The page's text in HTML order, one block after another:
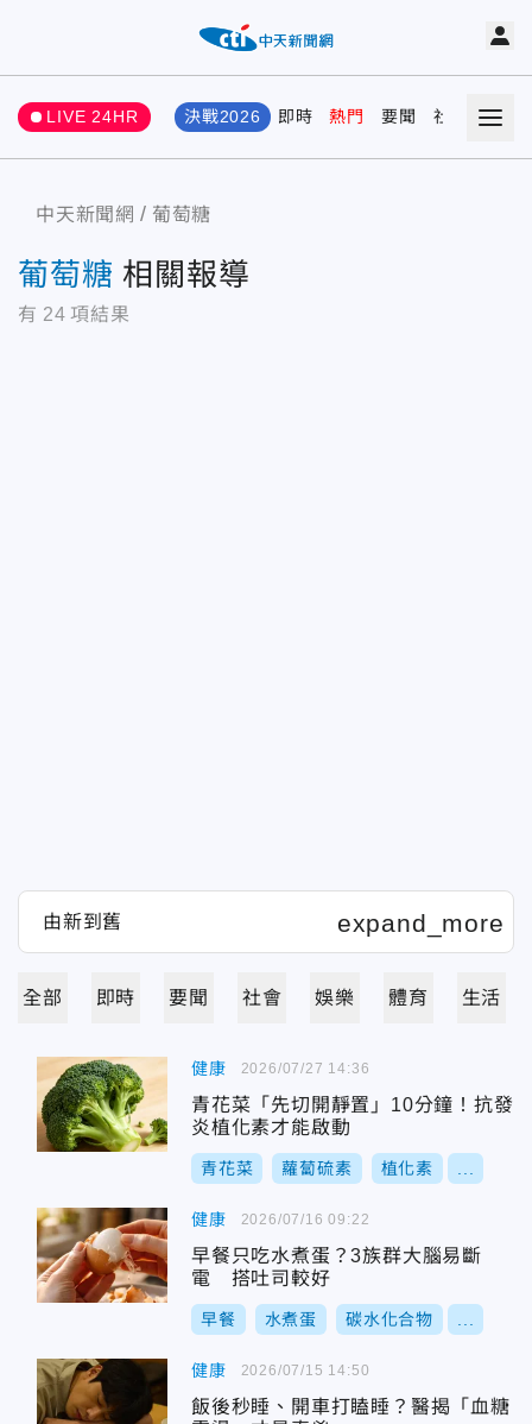
LIVE 24HR 決戰2026 即時 熱門 要聞 社會 娛樂
中天新聞網 葡萄糖
葡萄糖 相關報導
有 24 項結果
全部 即時 要聞 社會 娛樂 體育 生活
健康
青花菜「先切開靜置」10分鐘！抗發
炎植化素才能啟動
青花菜 蘿蔔硫素 植化素
2026/07/27 14:36
健康
早餐只吃水煮蛋？3族群大腦易斷
電 搭吐司較好
早餐 水煮蛋 碳水化合物
2026/07/16 09:22
健康
飯後秒睡、開車打瞌睡？醫揭「血糖
2026/07/15 14:50